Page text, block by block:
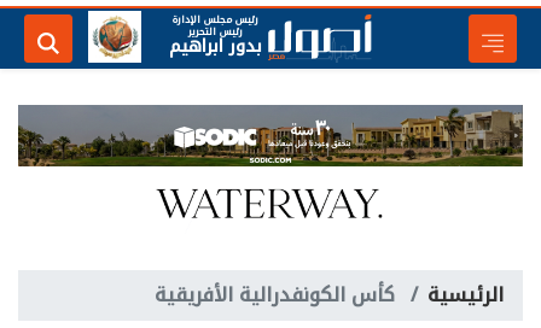
رئيس مجلس الإدارة
رئيس التحرير
بدور ابراهيم
الرئيسية كأس الكونفدرالية الأفريقية